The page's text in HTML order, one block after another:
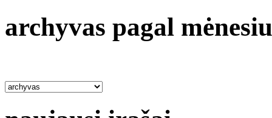
archyvas pagal